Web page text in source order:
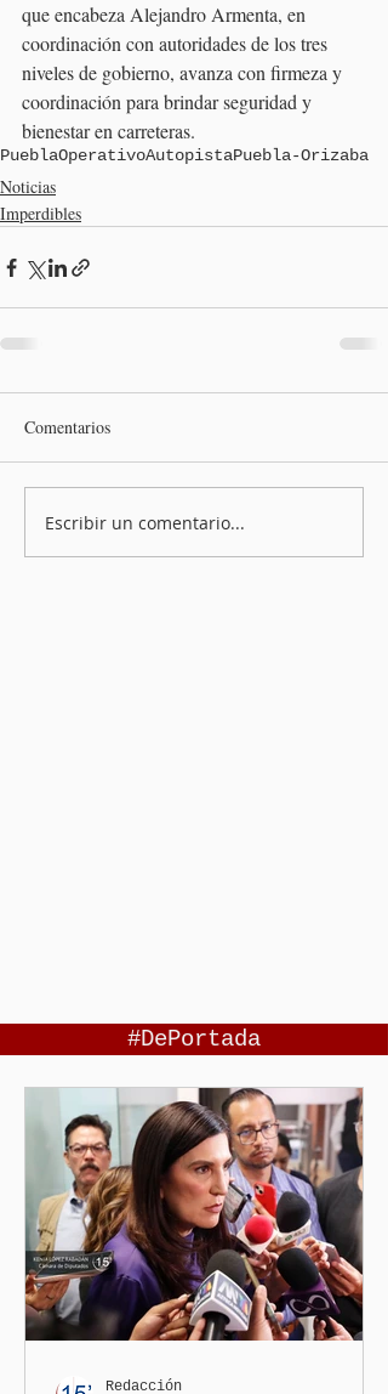
que encabeza Alejandro Armenta, en
coordinación con autoridades de los tres
niveles de gobierno, avanza con firmeza y
coordinación para brindar seguridad y
bienestar en carreteras.
PueblaOperativoAutopistaPuebla-Orizaba
Noticias
Imperdibles
Comentarios
Escribir un comentario...
#DePortada
Redacción